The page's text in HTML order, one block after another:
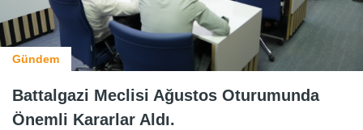
Gündem
Battalgazi Meclisi Ağustos Oturumunda
Önemli Kararlar Aldı.